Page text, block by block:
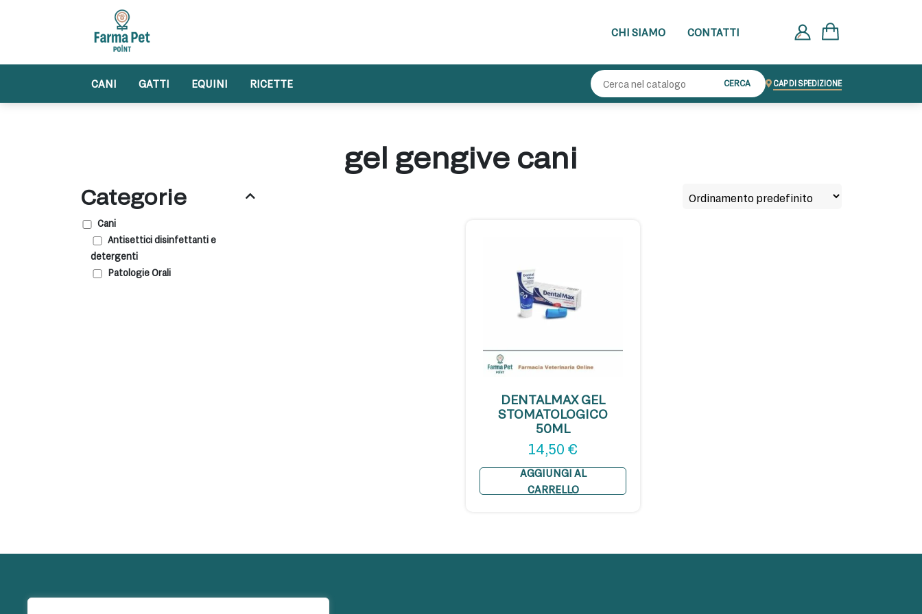
CHI SIAMO CONTATTI
CANI GATTI EQUINI RICETTE CERCA CAP DI SPEDIZIONE
gel gengive cani
Categorie
Cani
Antisettici disinfettanti e
detergenti
Patologie Orali
DENTALMAX GEL
STOMATOLOGICO
50ML
14,50 €
AGGIUNGI AL
CARRELLO